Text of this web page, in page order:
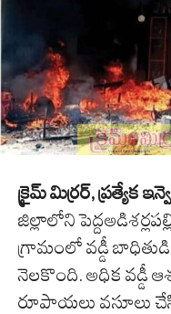
క్రైమ్ మిర్రర్, ప్రత్యేక
జిల్లాలోని
గ్రామంలో వడ్డీ
నెలకొంది. అధిక వడ్డీ
రూపాయలు వసూలు